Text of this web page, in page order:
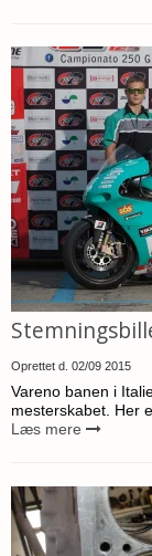
Oprettet d. 02/09 2015
Vareno banen i
mesterskabet. Her
Læs mere